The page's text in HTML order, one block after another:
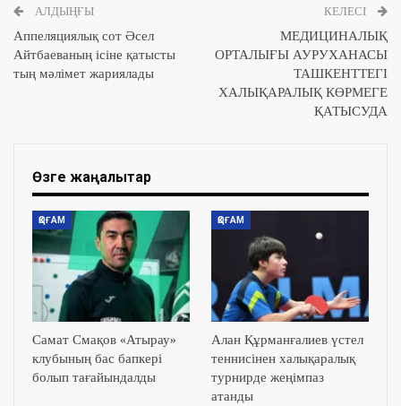
АЛДЫҢҒЫ
Аппеляциялық сот Әсел
Айтбаеваның ісіне қатысты
тың мәлімет жариялады
КЕЛЕСІ
МЕДИЦИНАЛЫҚ
ОРТАЛЫҒЫ АУРУХАНАСЫ
ТАШКЕНТТЕГІ
ХАЛЫҚАРАЛЫҚ КӨРМЕГЕ
ҚАТЫСУДА
Өзге жаңалықтар
ҚОҒАМ
Самат Смақов «Атырау»
клубының бас бапкері
болып тағайындалды
ҚОҒАМ
Алан Құрманғалиев үстел
теннисінен халықаралық
турнирде жеңімпаз
атанды